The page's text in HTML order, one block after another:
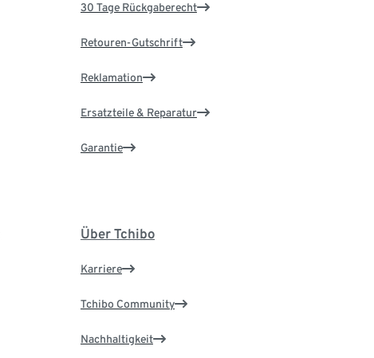
30 Tage Rückgaberecht
Retouren-Gutschrift
Reklamation
Ersatzteile & Reparatur
Garantie
Über Tchibo
Karriere
Tchibo Community
Nachhaltigkeit